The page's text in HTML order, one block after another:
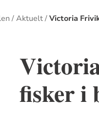
Aktuelt Victoria
fisker i